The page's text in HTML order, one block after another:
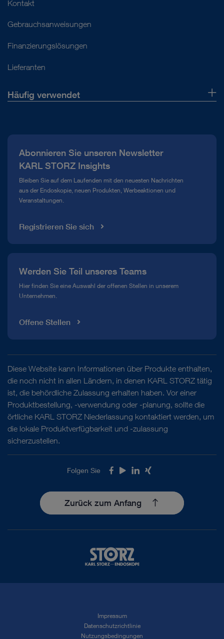
Kontakt
Gebrauchsanweisungen
Finanzierungslösungen
Lieferanten
Häufig verwendet
Compliance Hotline
Mediathek
Abonnieren Sie unseren Newsletter
KARL STORZ Insights
Bleiben Sie auf dem Laufenden mit den neuesten Nachrichten
aus der Endoskopie, neuen Produkten, Werbeaktionen und
Veranstaltungen.
Registrieren Sie sich
Werden Sie Teil unseres Teams
Hier finden Sie eine Auswahl der offenen Stellen in unserem
Unternehmen.
Offene Stellen
Diese Website kann Informationen über Produkte enthalten,
die noch nicht in allen Ländern, in denen KARL STORZ tätig
ist, die behördliche Zulassung erhalten haben. Vor einer
Produktbestellung, -verwendung oder -planung, sollte die
örtliche KARL STORZ Niederlassung kontaktiert werden, um
die lokale Produktverfügbarkeit und -zulassung
sicherzustellen.
Folgen Sie Facebook
Youtube
LinkedIn
Xing
Zurück zum Anfang
Impressum
Datenschutzrichtlinie
Nutzungsbedingungen